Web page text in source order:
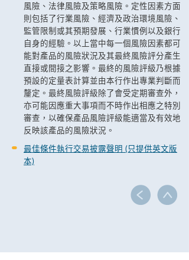
風險、法律風險及策略風險。定性因素方面
則包括了行業風險、經濟及政治環境風險、
監管限制或其預期發展、行業慣例以及銀行
自身的經驗。以上當中每一個風險因素都可
能對產品的風險狀況及其最終風險評分產生
直接或間接之影響。最終的風險評級乃根據
預設的定量表計算並由本行作出專業判斷而
釐定。最終風險評級除了會受定期審查外，
亦可能因應重大事項而不時作出相應之特別
審查，以確保產品風險評級能適當及有效地
反映該產品的風險狀況。
最佳條件執行交易披露聲明 (只提供英文版
本)